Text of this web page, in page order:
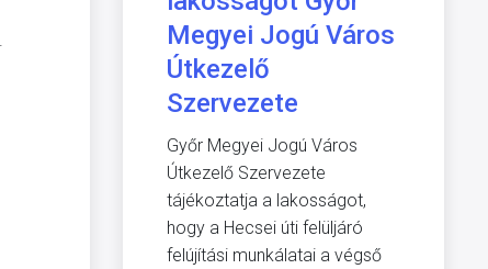
Megyei Jogú Város
Útkezelő
Szervezete
Győr Megyei Jogú Város
Útkezelő Szervezete
tájékoztatja a lakosságot,
hogy a Hecsei úti felüljáró
felújítási munkálatai a végső